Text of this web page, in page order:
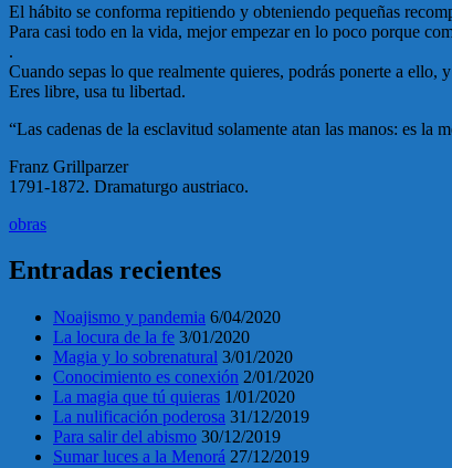
El hábito se conforma repitiendo y obteniendo pequeñas
Para casi todo en la vida, mejor empezar en lo poco porque
.
Cuando sepas lo que realmente quieres, podrás ponerte a ello,
Eres libre, usa tu libertad.
“Las cadenas de la esclavitud solamente atan las manos: es la
Franz Grillparzer
1791-1872. Dramaturgo austriaco.
obras
Entradas recientes
Noajismo y pandemia 6/04/2020
La locura de la fe 3/01/2020
Magia y lo sobrenatural 3/01/2020
Conocimiento es conexión 2/01/2020
La magia que tú quieras 1/01/2020
La nulificación poderosa 31/12/2019
Para salir del abismo 30/12/2019
Sumar luces a la Menorá 27/12/2019